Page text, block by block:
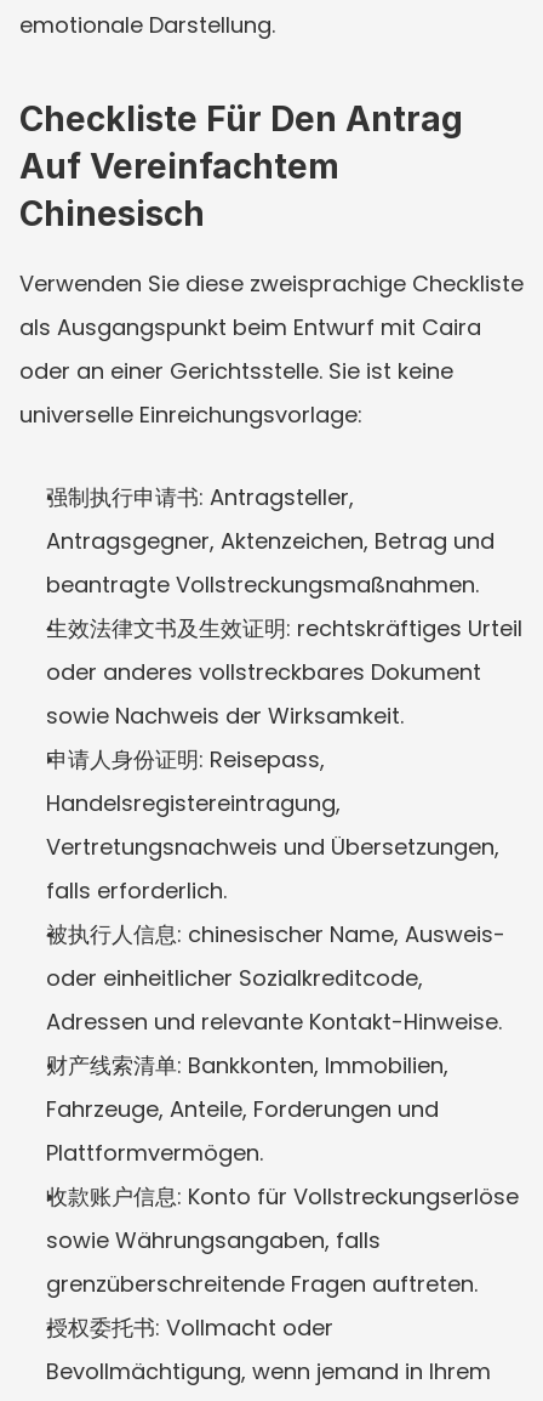
emotionale Darstellung.
Checkliste Für Den Antrag
Auf Vereinfachtem
Chinesisch
Verwenden Sie diese zweisprachige Checkliste
als Ausgangspunkt beim Entwurf mit Caira
oder an einer Gerichtsstelle. Sie ist keine
universelle Einreichungsvorlage:
强制执行申请书: Antragsteller,
Antragsgegner, Aktenzeichen, Betrag und
beantragte Vollstreckungsmaßnahmen.
生效法律文书及生效证明: rechtskräftiges Urteil
oder anderes vollstreckbares Dokument
sowie Nachweis der Wirksamkeit.
申请人身份证明: Reisepass,
Handelsregistereintragung,
Vertretungsnachweis und Übersetzungen,
falls erforderlich.
被执行人信息: chinesischer Name, Ausweis-
oder einheitlicher Sozialkreditcode,
Adressen und relevante Kontakt-Hinweise.
财产线索清单: Bankkonten, Immobilien,
Fahrzeuge, Anteile, Forderungen und
Plattformvermögen.
收款账户信息: Konto für Vollstreckungserlöse
sowie Währungsangaben, falls
grenzüberschreitende Fragen auftreten.
授权委托书: Vollmacht oder
Bevollmächtigung, wenn jemand in Ihrem